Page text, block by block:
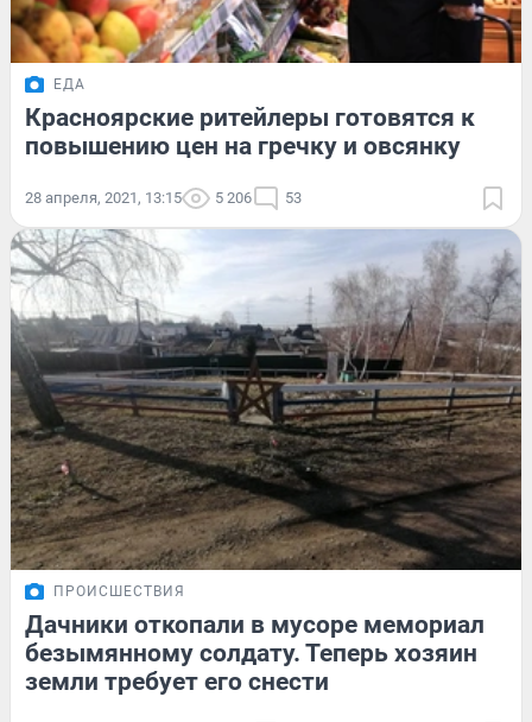
ЕДА
Красноярские ритейлеры готовятся к
повышению цен на гречку и овсянку
28 апреля, 2021, 13:15 5 206 53
ПРОИСШЕСТВИЯ
Дачники откопали в мусоре мемориал
безымянному солдату. Теперь хозяин
земли требует его снести